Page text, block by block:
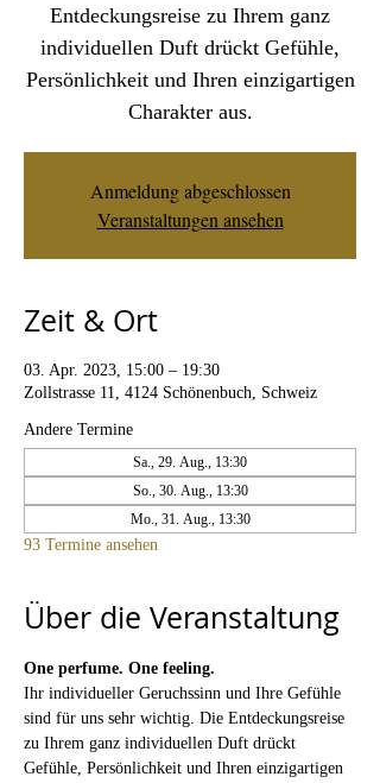
Entdeckungsreise zu Ihrem ganz
individuellen Duft drückt Gefühle,
Persönlichkeit und Ihren einzigartigen
Charakter aus.
Anmeldung abgeschlossen
Veranstaltungen ansehen
Zeit & Ort
03. Apr. 2023, 15:00 – 19:30
Zollstrasse 11, 4124 Schönenbuch, Schweiz
Andere Termine
Sa., 29. Aug., 13:30
So., 30. Aug., 13:30
Mo., 31. Aug., 13:30
93 Termine ansehen
Über die Veranstaltung
One perfume. One feeling.
Ihr individueller Geruchssinn und Ihre Gefühle
sind für uns sehr wichtig. Die Entdeckungsreise
zu Ihrem ganz individuellen Duft drückt
Gefühle, Persönlichkeit und Ihren einzigartigen